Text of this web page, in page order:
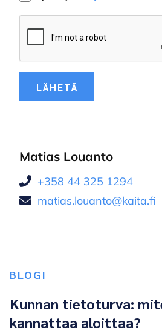
LÄHETÄ
Matias Louanto
+358 44 325 1294
matias.louanto@kaita.fi
BLOGI
Kunnan tietoturva:
kannattaa aloittaa?